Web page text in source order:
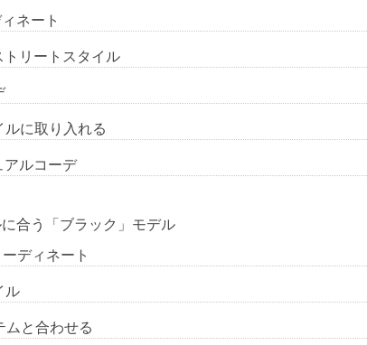
ネート
リートスタイル
ルに取り入れる
アルコーデ
合う「ブラック」モデル
ディネート
ル
ムと合わせる